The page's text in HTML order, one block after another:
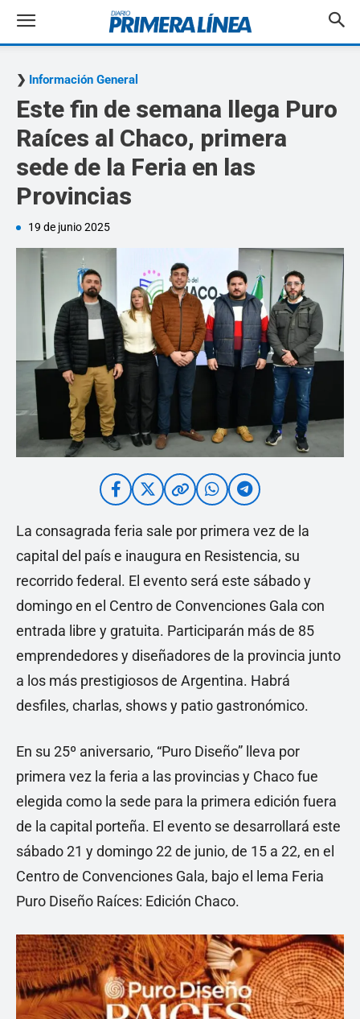
Información General
Este fin de semana llega Puro
Raíces al Chaco, primera
sede de la Feria en las
Provincias
19 de junio 2025
La consagrada feria sale por primera vez de la
capital del país e inaugura en Resistencia, su
recorrido federal. El evento será este sábado y
domingo en el Centro de Convenciones Gala con
entrada libre y gratuita. Participarán más de 85
emprendedores y diseñadores de la provincia junto
a los más prestigiosos de Argentina. Habrá
desfiles, charlas, shows y patio gastronómico.
En su 25º aniversario, “Puro Diseño” lleva por
primera vez la feria a las provincias y Chaco fue
elegida como la sede para la primera edición fuera
de la capital porteña. El evento se desarrollará este
sábado 21 y domingo 22 de junio, de 15 a 22, en el
Centro de Convenciones Gala, bajo el lema Feria
Puro Diseño Raíces: Edición Chaco.